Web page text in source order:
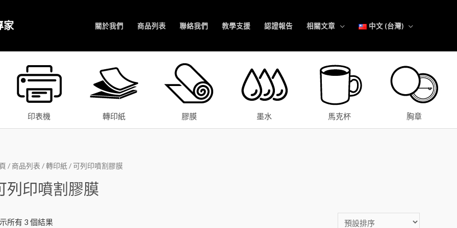
家 關於我們 商品列表 聯絡我們 教學支援 認證報告 相關文章 中文 (台灣)
印表機 轉印紙 膠膜 墨水 馬克杯 胸章
/ 商品列表 /轉印紙 / 可列印噴割膠膜
列印噴割膠膜
所有 3 個結果